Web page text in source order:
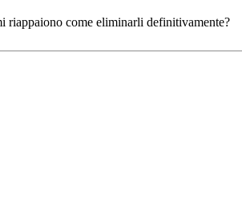
riappaiono come eliminarli definitivamente?